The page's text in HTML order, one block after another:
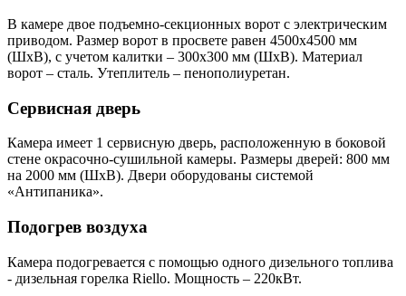
В камере двое подъемно-секционных ворот с электрическим
приводом. Размер ворот в просвете равен 4500х4500 мм
(ШхВ), с учетом калитки – 300х300 мм (ШхВ). Материал
ворот – сталь. Утеплитель – пенополиуретан.
Сервисная дверь
Камера имеет 1 сервисную дверь, расположенную в боковой
стене окрасочно-сушильной камеры. Размеры дверей: 800 мм
на 2000 мм (ШхВ). Двери оборудованы системой
«Антипаника».
Подогрев воздуха
Камера подогревается с помощью одного дизельного топлива
- дизельная горелка Riello. Мощность – 220кВт.